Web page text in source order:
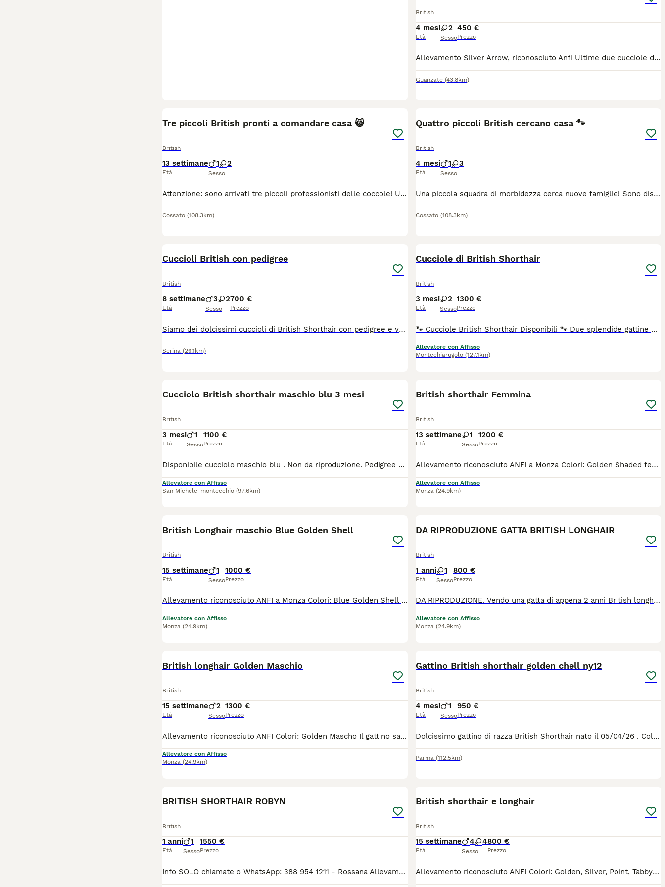
British
4 mesi
Età
2
Sesso
450 €
Prezzo
Allevamento Silver Arrow, riconosciuto Anfi Ultime due cucciole disponibili, nate da genitori di alta genealogia, allevati in ambiente familiare e abituati fin da subito al contatto umano. I nostri cuccioli sono abituati anche ai cani, nascono e crescono insieme ai nostri 3 pastori australiani. I piccoli verranno ceduti solo al giusto tempo, non prima dei 90 giorni, completi di: pedigree libretto sanitario vaccinazioni sverminazione contratto di cessione Genitori visibili, testati e selezionati. Cerchiamo famiglie serie e amorevoli. I nostri mici sono parte della famiglia e ci teniamo a restare in contatto con le famiglie e a seguire la crescita dei nostri bimbi.
Guanzate (43.8km)
Tre piccoli British pronti a comandare casa 😸
British
13 settimane
Età
1 2
Sesso
Attenzione: sono arrivati tre piccoli professionisti delle coccole! Un maschietto e due femminucce British cercano una nuova casa e persone da conquistare. Sono dolci, curiosi, giocherelloni e hanno già capito una cosa importante: in casa comandano sempre i gatti! 😄 Cresciuti con amore in ambiente familiare, sono abituati alla lettiera e pronti a portare tante fusa, risate e un po’ di allegro disordine. Cerchiamo famiglie serie, responsabili e innamorate degli animali. Per informazioni e foto, scrivetemi esclusivamente su WhatsApp Business: 39 334 273 9258
Cossato (108.3km)
Quattro piccoli British cercano casa 🐾
British
4 mesi
Età
1 3
Sesso
Una piccola squadra di morbidezza cerca nuove famiglie! Sono disponibili quattro bellissimi cuccioli British: un maschietto e tre femminucce. Sono dolci, curiosi, giocherelloni e già molto esperti nel conquistare il cuore delle persone. Amano mangiare, dormire in pose buffe e controllare tutto quello che succede in casa, come dei veri piccoli capi! 😄 Sono cresciuti in ambiente familiare con tanto affetto e sono già abituati alla lettiera. Cerchiamo per loro famiglie serie, responsabili e pronte a ricevere tante fusa. Per informazioni e foto, scrivetemi esclusivamente su WhatsApp Business: 39 3342739258
Cossato (108.3km)
Cuccioli British con pedigree
British
8 settimane
Età
3 2
Sesso
700 €
Prezzo
Siamo dei dolcissimi cuccioli di British Shorthair con pedigree e vorremmo raccontarti qualcosa di noi. Se stai cercando un piccolo amico peloso dal carattere dolce, dagli occhioni magnetici e da un musetto impossibile da non baciare, potremmo essere proprio i gattini giusti per te! Per ora stiamo molto bene qui nel nostro allevamento, circondati da coccole, giochi e tante attenzioni. Siamo cresciuti in un ambiente familiare, abbiamo imparato a usare la lettiera e stiamo diventando dei veri esperti nell'arte delle fusa e della socializzazione. Insomma, ci stiamo preparando al meglio per entrare nelle nostre future famiglie. Anche se siamo felici qui, sappiamo che presto arriverà il momento di vivere una nuova avventura. Quando avremo compiuto tre mesi, ci sentiremo abbastanza grandi e coraggiosi per lasciare il nostro nido e raggiungere le persone che ci ameranno per tutta la vita. I nostri mamma e papà sono entrambi visibili e sono stati testati con esito negativo per FIV, FELV e PKD, così da garantirci un'ottima salute e permetterci di crescere forti e sereni. Quando arriveremo nella nostra nuova casa porteremo con noi: ? Libretto sanitario con certificazione veterinaria ? Microchip identificativo (riportato sul pedigree e su tutta la documentazione di cessione) ? Doppia sverminazione ? Doppia vaccinazione trivalente ? Trattamento antiparassitario ? Dichiarazione di trasferimento di proprietà ? Certificato genealogico (Pedigree) ? Copia dei test genetici dei nostri genitori (FIV, FELV e PKD negativi) Cerchiamo una famiglia speciale che abbia voglia di amarci, coccolarci e viziarci un pochino (va bene, anche tanto!). In cambio promettiamo fusa, compagnia, momenti divertenti e una quantità infinita di tenerezza. Scrivici se pensi di essere il nostro umano ideale!
Serina (26.1km)
Cucciole di British Shorthair
British
3 mesi
Età
2
Sesso
1300 €
Prezzo
​🐾 Cucciole British Shorthair Disponibili 🐾 ​Due splendide gattine nate in ambiente familiare cercano una famiglia speciale: ​🐱 Blu: un'elegante nuvola grigia, dolcissima e con il classico mantello denso come un peluche. ​🐱 Fawn Bicolore: una colorazione rara, raffinata e dal fascino unico. ​Le cucciole hanno un carattere meraviglioso e vengono cedute con pedigree ufficiale, ciclo vaccinale completo, sverminazioni e libretto sanitario. ​📍 Contattami in privato per foto, video e dettagli. Solo veri interessati. Cell.3933280861
Allevatore con Affisso
Montechiarugolo (127.1km)
Cucciolo British shorthair maschio blu 3 mesi
British
3 mesi
Età
1
Sesso
1100 €
Prezzo
Disponibile cucciolo maschio blu . Non da riproduzione. Pedigree fife, vaccini, microchip, test fiv/felv/hcm/pkd . Sverminato e controllato dal veterinario
Allevatore con Affisso
San Michele-montecchio (97.6km)
British shorthair Femmina
British
13 settimane
Età
1
Sesso
1200 €
Prezzo
Allevamento riconosciuto ANFI a Monza Colori: Golden Shaded femmine Il gattino sarà ceduto con : - PEDIGREE ANFI - microchip, - libretto sanitario, - certificato di buona salute - registrazione al ASL - passaggio di proprietà - completamente sverminato - svezzato - completamente vaccinato - start kit kitten (crocchette, umido, gioco, etc) - assistenza post vendita Test negativi di PKD, FELV, FIV sono depositati a ANFI Il prezzo 1200
Allevatore con Affisso
Monza (24.9km)
British Longhair maschio Blue Golden Shell
British
15 settimane
Età
1
Sesso
1000 €
Prezzo
Allevamento riconosciuto ANFI a Monza Colori: Blue Golden Shell Maschio Il gattino sarà ceduto con : - PEDIGREE ANFI - microchip, - libretto sanitario, - certificato di buona salute - registrazione al ASL - passaggio di proprietà - completamente sverminato - svezzato - completamente vaccinato - start kit kitten (crocchette, umido, gioco, etc) - assistenza post vendita Test negativi di PKD, FELV, FIV sono depositati a ANFI Il prezzo 1000 euro
Allevatore con Affisso
Monza (24.9km)
DA RIPRODUZIONE GATTA BRITISH LONGHAIR
British
1 anni
Età
1
Sesso
800 €
Prezzo
DA RIPRODUZIONE. Vendo una gatta di appena 2 anni British longhair Colore: Point, nata aprile 2024 Dolce, tranquilla, autonoma, va d'accordo con tutti. Pedigree WCF, Certificato di buona salute Vaccinata, microchipata Www.miciovillage.it Allevamento ANFI "MicioVillage " a Monza P.S. CEDO QUALCHE ALTRA GATTA GIOVANE ADULTA . BELLISSIMI ESEMPLARI DEL NOSTRO ALLEVAMENTO. ANCHE DA RIPRODUZIONE DA CONPAGNIA 800 euro DA RIPRODUZIONE 1200 euro
Allevatore con Affisso
Monza (24.9km)
British longhair Golden Maschio
British
15 settimane
Età
2
Sesso
1300 €
Prezzo
Allevamento riconosciuto ANFI Colori: Golden Mascho Il gattino sarà ceduto con : - PEDIGREE ANFI - microchip, - libretto sanitario, - certificato di buona salute - registrazione al ASL - passaggio di proprietà - completamente sverminato - svezzato - completamente vaccinato - start kit kitten (crocchette, umido, gioco, etc) - assistenza post vendita Test negativi di PKD, FELV, FIV sono depositati a ANFI Il prezzo 1300
Allevatore con Affisso
Monza (24.9km)
Gattino British shorthair golden chell ny12
British
4 mesi
Età
1
Sesso
950 €
Prezzo
Dolcissimo gattino di razza British Shorthair nato il 05/04/26 . Colore black golden cincilla ny12. È possibile venire a vedere .Per appuntamento contattatemi tramite WhatsApp . Genitori di pura razza mamma British Shorthair golden chell ny12, papà British Shorthair golden Chell ny 12 entrambi con Pedigree di alta genealogia linea oro . Al momento di consegna gattino avra: *controlli veterinario , *vaccinazione , *libretto sanitario personale, *test FIV, FELV, *completamente autonomo Per qualsiasi info, video appuntamento contattatemi tramite WhatsApp 3314328169
Parma (112.5km)
BRITISH SHORTHAIR ROBYN
British
1 anni
Età
1
Sesso
1550 €
Prezzo
Info SOLO chiamate o WhatsApp: 388 954 1211 - Rossana Allevamento Silvestro Club ENFI Il nostro splendido Robin, British Shorthair, nato il 21.08.2024, è disponibile come STALLONE PER RIPRODUZIONE. - Pedigree ENFI - Gruppo sanguigno B - Test FIV, FeLV e PKD negativi - Portatore di cinnamon Robin ha un carattere dolce, affettuoso e coccolone. È già papà di numerosi splendidi cuccioli. È un gatto che non marca il territorio ed è abituato a convivere con altri gatti. Purtroppo, nel nostro allevamento gli altri maschi hanno iniziato ad aggredirlo e, per il suo benessere, abbiamo deciso di trovargli una nuova sistemazione come stallone da riproduzione.
British shorthair e longhair
British
15 settimane
Età
4 4
Sesso
800 €
Prezzo
Allevamento riconosciuto ANFI Colori: Golden, Silver, Point, Tabby Maschi e femmine Il gattino sarà ceduto con : - PEDIGREE ANFI - microchip, - libretto sanitario, - certificato di buona salute - registrazione al ASL - passaggio di proprietà - completamente sverminato - svezzato - completamente vaccinato - start kit kitten (crocchette, umido, gioco, etc) - assistenza post vendita Test negativi di PKD, FELV, FIV sono depositati a ANFI Il prezzo a partire da 800 euro